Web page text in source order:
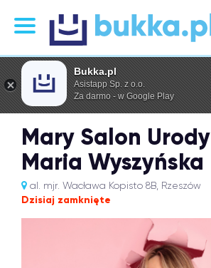
Mary Salon Urody
Maria Wyszyńska
al. mjr. Wacława Kopisto 8B, Rzeszów
Dzisiaj zamknięte
Bukka.pl
Asistapp Sp. z o.o.
Za darmo - w Google Play